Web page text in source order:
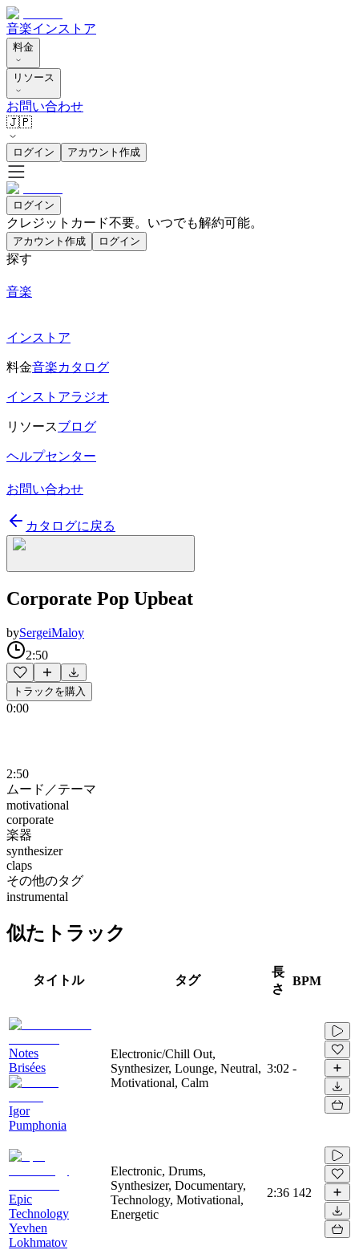
音楽インストア
料金
リソース
お問い合わせ
🇯🇵
ログイン アカウント作成
ログイン
クレジットカード不要。いつでも解約可能。
アカウント作成 ログイン
探す
音楽
インストア
料金音楽カタログ
インストアラジオ
リソースブログ
ヘルプセンター
お問い合わせ
カタログに戻る
Corporate Pop Upbeat
bySergeiMaloy
2:50
トラックを購入
0:00
2:50
ムード／テーマ
motivational
corporate
楽器
synthesizer
claps
その他のタグ
instrumental
似たトラック
タイトル タグ
長
さ
BPM
Notes
Brisées
Igor
Pumphonia
Electronic/Chill Out,
Synthesizer, Lounge, Neutral,
Motivational, Calm
3:02 -
Epic
Technology
Yevhen
Lokhmatov
Electronic, Drums,
Synthesizer, Documentary,
Technology, Motivational,
Energetic
2:36 142